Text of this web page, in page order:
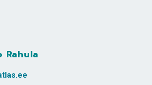
Rahula